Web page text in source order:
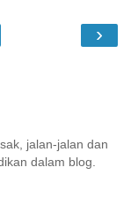
›
jalan-jalan dan
dalam blog.